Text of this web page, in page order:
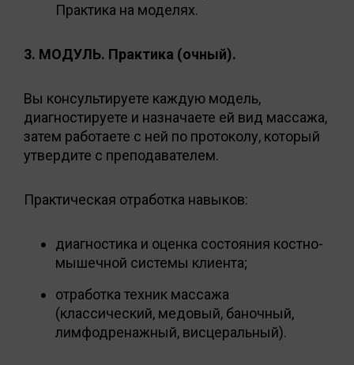
Практика на моделях.
3. МОДУЛЬ. Практика (очный).
Вы консультируете каждую модель,
диагностируете и назначаете ей вид массажа,
затем работаете с ней по протоколу, который
утвердите с преподавателем.
Практическая отработка навыков:
диагностика и оценка состояния костно-
мышечной системы клиента;
отработка техник массажа
(классический, медовый, баночный,
лимфодренажный, висцеральный).